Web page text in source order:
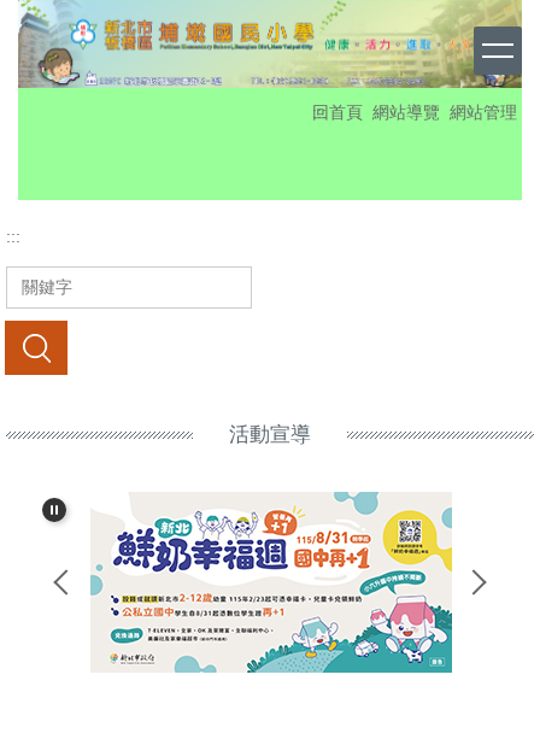
跳
到
主
要
:::
回首頁 網站導覽 網站管理
:::
搜尋
活動宣導